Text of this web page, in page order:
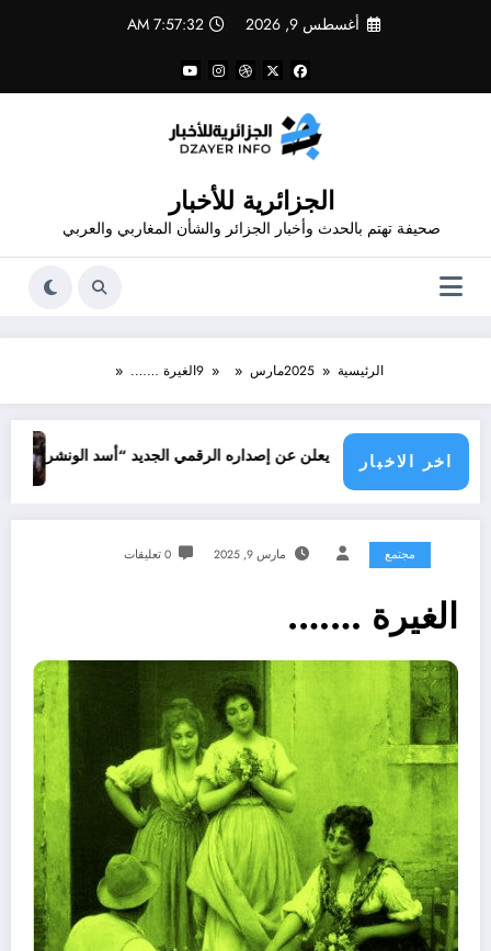
أغسطس 9, 2026 7:57:32 AM
الجزائرية للأخبار
صحيفة تهتم بالحدث وأخبار الجزائر والشأن المغاربي والعربي
الرئيسية 2025مارس 9الغيرة …….
اخر الاخبار
شاهد يعلن عن إصداره الرقمي الجديد “أسد الونشريس” تخليدا لنضال
جرائم
مجتمع مارس 9, 2025 0 تعليقات
الغيرة …….